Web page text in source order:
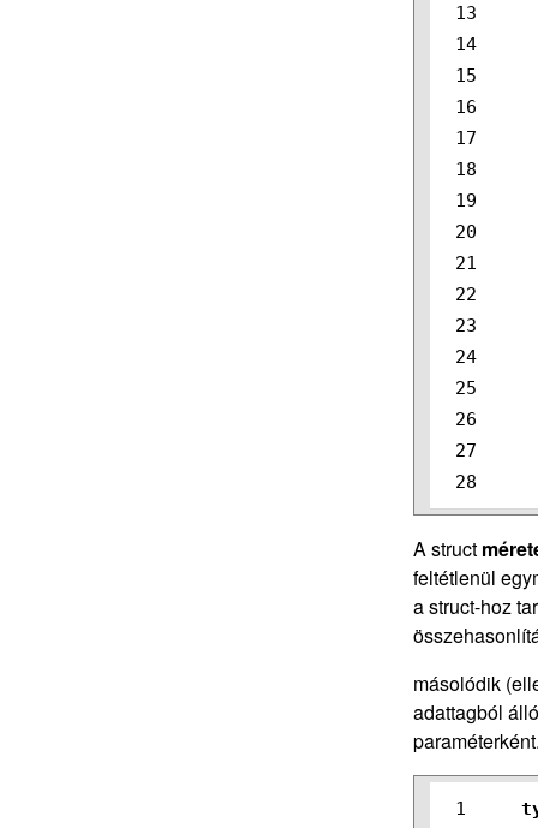
13
14
15
16
17
18
19
20
21
22
23
24
25
26
27
A struct
feltétlenül
a struct-hoz
másolódik
adattagból
1